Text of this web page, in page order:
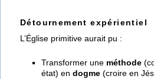
Détournement expérientiel
L’Église primitive aurait pu :
Transformer une méthode
état) en dogme(croire en